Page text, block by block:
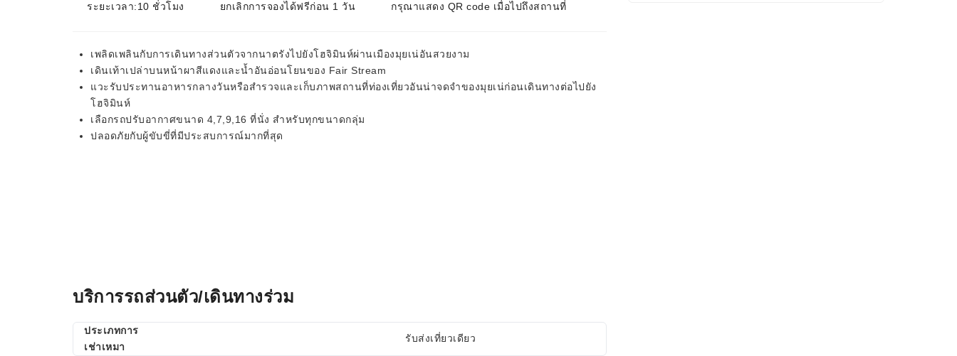
ระยะเวลา:10 ชั่วโมง ยกเลิกการจองได้ฟรีก่อน 1 วัน กรุณาแสดง QR code เมื่อไปถึงสถานที่
เพลิดเพลินกับการเดินทางส่วนตัวจากนาตรังไปยังโฮจิมินห์ผ่านเมืองมุยเน่อันสวยงาม
เดินเท้าเปล่าบนหน้าผาสีแดงและน้ำอันอ่อนโยนของ Fair Stream
แวะรับประทานอาหารกลางวันหรือสำรวจและเก็บภาพสถานที่ท่องเที่ยวอันน่าจดจำของมุยเน่ก่อนเดินทางต่อไปยัง
โฮจิมินห์
เลือกรถปรับอากาศขนาด 4,7,9,16 ที่นั่ง สำหรับทุกขนาดกลุ่ม
ปลอดภัยกับผู้ขับขี่ที่มีประสบการณ์มากที่สุด
บริการรถส่วนตัว/เดินทางร่วม
ประเภทการ
เช่าเหมา
รับส่งเที่ยวเดียว